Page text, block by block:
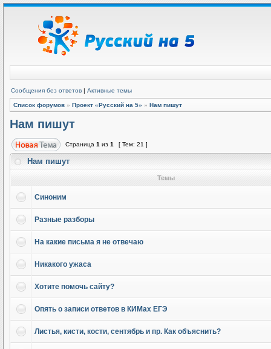
Сообщения без ответов | Активные темы
Список форумов » Проект «Русский на 5» » Нам пишут
Нам пишут
Страница 1 из 1 [ Тем: 21 ]
Нам пишут
Темы
Синоним
Разные разборы
На какие письма я не отвечаю
Никакого ужаса
Хотите помочь сайту?
Опять о записи ответов в КИМах ЕГЭ
Листья, кисти, кости, сентябрь и пр. Как объяснить?